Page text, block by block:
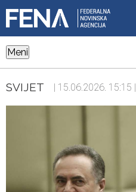
Meni
SVIJET | 15.06.2026. 15:15 |